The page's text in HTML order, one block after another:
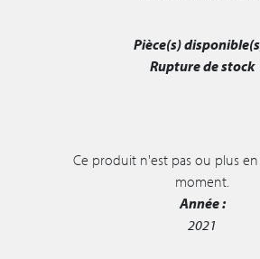
Pièce(s)
Rupture de stock
Ce produit n'est pas ou plus
moment.
Année :
2021